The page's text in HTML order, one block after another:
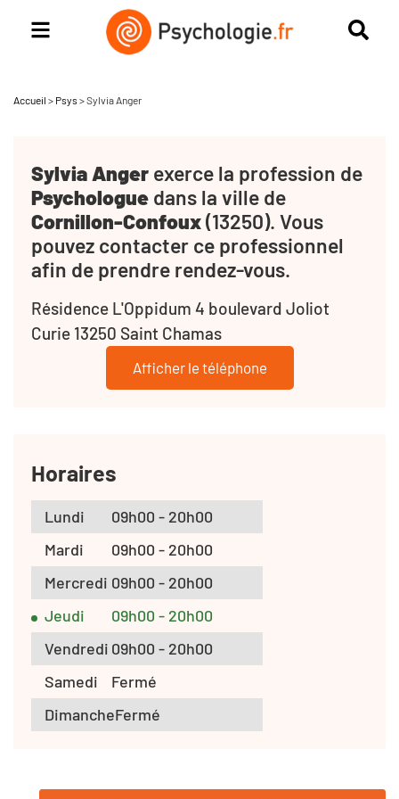
Accueil > Psys >Sylvia Anger
Sylvia Anger exerce la profession de
Psychologue dans la ville de
Cornillon-Confoux(13250). Vous
pouvez contacter ce professionnel
afin de prendre rendez-vous.
Résidence L'Oppidum 4 boulevard Joliot
Curie 13250 Saint Chamas
Afficher le téléphone
Horaires
Lundi
09h00 - 20h00
Mardi
09h00 - 20h00
Mercredi 09h00 - 20h00
Jeudi
09h00 - 20h00
Vendredi 09h00 - 20h00
Samedi
Fermé
DimancheFermé